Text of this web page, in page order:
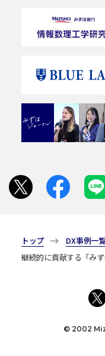
トップ DX事例一
継続的に貢献する「み
© 2002